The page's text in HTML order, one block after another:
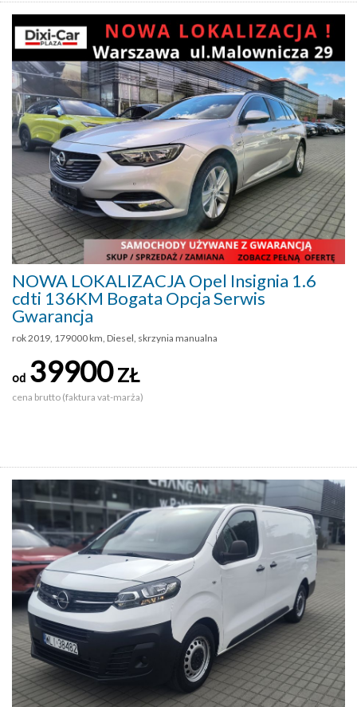
NOWA LOKALIZACJA Opel Insignia 1.6
cdti 136KM Bogata Opcja Serwis
Gwarancja
rok 2019, 179000 km, Diesel, skrzynia manualna
od 39900ZŁ
cena brutto (faktura vat-marża)